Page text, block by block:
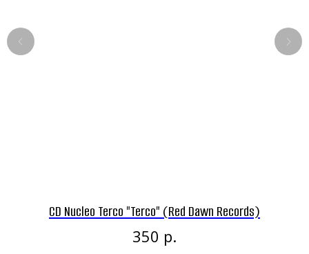
CD Nucleo Terco "Terco" (Red Dawn Records)
350 р.